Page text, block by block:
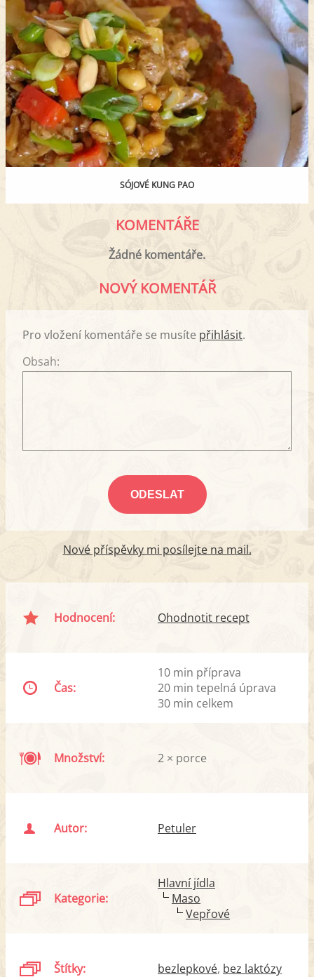
SÓJOVÉ KUNG PAO
KOMENTÁŘE
Žádné komentáře.
NOVÝ KOMENTÁŘ
Pro vložení komentáře se musíte přihlásit.
Obsah:
Nové příspěvky mi posílejte na mail.
Hodnocení: Ohodnotit recept
Čas:
10 min příprava
20 min tepelná úprava
30 min celkem
Množství: 2 × porce
Autor: Petuler
Kategorie:
Hlavní jídla
Maso
Vepřové
Štítky: bezlepkové bez laktózy